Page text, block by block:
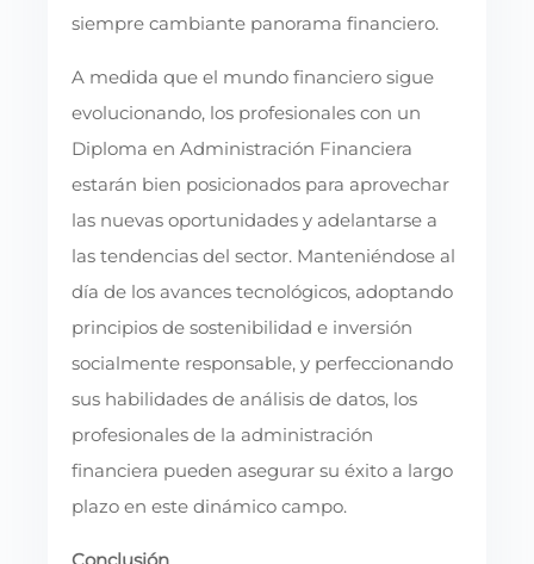
siempre cambiante panorama financiero.
A medida que el mundo financiero sigue
evolucionando, los profesionales con un
Diploma en Administración Financiera
estarán bien posicionados para aprovechar
las nuevas oportunidades y adelantarse a
las tendencias del sector. Manteniéndose al
día de los avances tecnológicos, adoptando
principios de sostenibilidad e inversión
socialmente responsable, y perfeccionando
sus habilidades de análisis de datos, los
profesionales de la administración
financiera pueden asegurar su éxito a largo
plazo en este dinámico campo.